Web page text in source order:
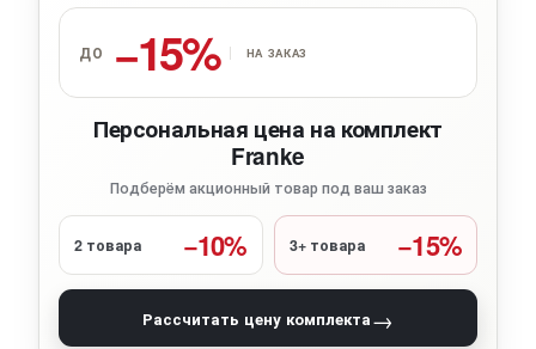
ДО −15% НА ЗАКАЗ
Персональная цена на комплект
Franke
Подберём акционный товар под ваш заказ
2 товара −10% 3+ товара −15%
Рассчитать цену комплекта→